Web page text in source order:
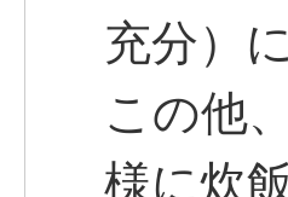
充分）
この他
様に炊